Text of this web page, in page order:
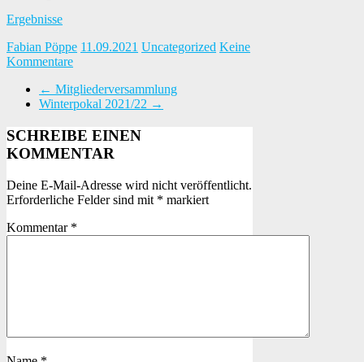
Ergebnisse
Fabian Pöppe 11.09.2021 Uncategorized Keine
Kommentare
← Mitgliederversammlung
Winterpokal 2021/22 →
SCHREIBE EINEN
KOMMENTAR
Deine E-Mail-Adresse wird nicht veröffentlicht.
Erforderliche Felder sind mit * markiert
Kommentar *